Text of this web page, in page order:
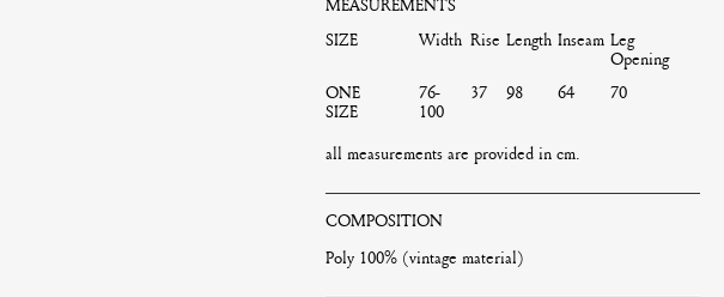
SIZE
Width Rise Length Inseam Leg
Opening
ONE
SIZE
76-
100
37 98 64 70
all measurements are provided in cm.
COMPOSITION
Poly 100% (vintage material)